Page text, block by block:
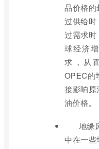
品价格的
过供给时
过需求
球经济
求，从
OPEC的
接影响
油价格。
地缘
中在一些